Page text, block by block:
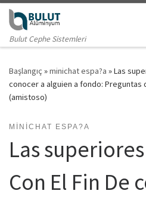
Skip to content
Bulut Cephe Sistemleri
Başlangıç »minichat espa?a »Las
conocer a alguien a fondo: Preguntas
(amistoso)
MINICHAT ESPA?A
Las
Con El Fin De